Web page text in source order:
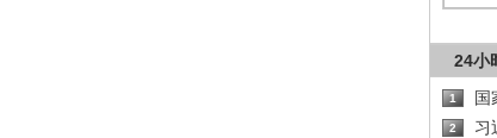
24小
1 国
2 习